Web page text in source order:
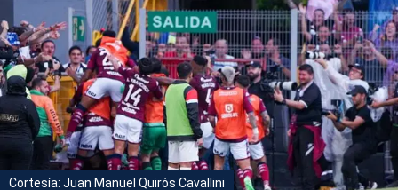
Cortesía: Juan Manuel Quirós Cavallini